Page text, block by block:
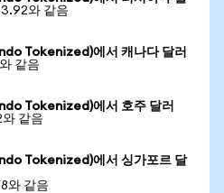
와 같음
Tokenized)에서 캐나다 달러
같음
Tokenized)에서 호주 달러
같음
Tokenized)에서 싱가포르 달
와 같음